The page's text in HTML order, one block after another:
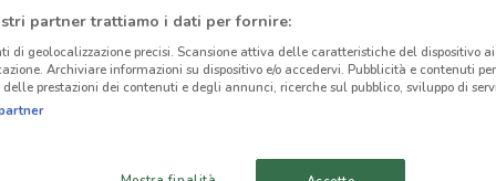
CAFFITALY
CAFFITALY CIAMPINO
CAFFITALY TIVOLI CAFFITALY OSTIA
CAFFITALY ARICCIA
del
partner trattiamo i dati per fornire:
di geolocalizzazione precisi. Scansione attiva delle caratteristiche del dispositivo
Archiviare informazioni su dispositivo e/o accedervi. Pubblicità e contenuti
prestazioni dei contenuti e degli annunci, ricerche sul pubblico, sviluppo di